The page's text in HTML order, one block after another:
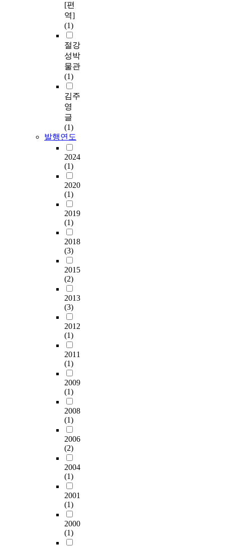
[편
역]
(1)
절강
성박
물관
(1)
김주
영
글
(1)
발행연도
2024
(1)
2020
(1)
2019
(1)
2018
(3)
2015
(2)
2013
(3)
2012
(1)
2011
(1)
2009
(1)
2008
(1)
2006
(2)
2004
(1)
2001
(1)
2000
(1)